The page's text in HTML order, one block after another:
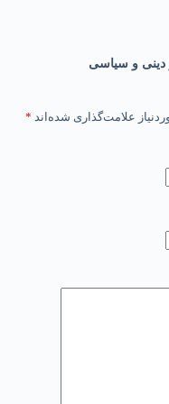
دینی و سیاسی
علامت‌گذاری شده‌اند *